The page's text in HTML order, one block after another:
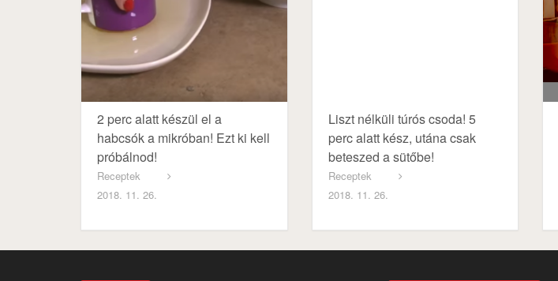
2 perc alatt készül el a
habcsók a mikróban! Ezt ki kell
próbálnod!
Receptek
2018. 11. 26.
Liszt nélküli túrós csoda! 5
perc alatt kész, utána csak
beteszed a sütőbe!
Receptek
2018. 11. 26.